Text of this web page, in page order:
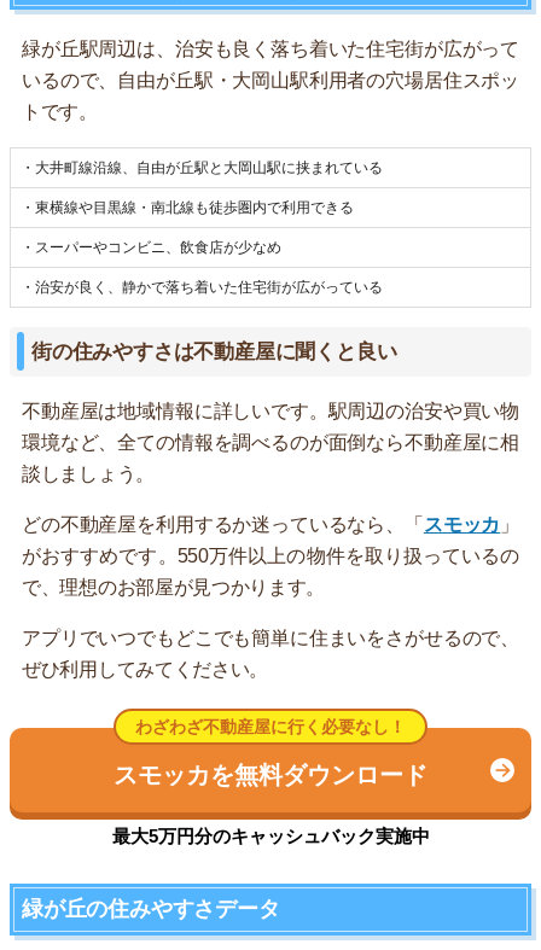
緑が丘駅周辺は、治安も良く落ち着いた住宅街が広がって
いるので、自由が丘駅・大岡山駅利用者の穴場居住スポッ
トです。
・大井町線沿線、自由が丘駅と大岡山駅に挟まれている
・東横線や目黒線・南北線も徒歩圏内で利用できる
・スーパーやコンビニ、飲食店が少なめ
・治安が良く、静かで落ち着いた住宅街が広がっている
街の住みやすさは不動産屋に聞くと良い
不動産屋は地域情報に詳しいです。駅周辺の治安や買い物
環境など、全ての情報を調べるのが面倒なら不動産屋に相
談しましょう。
どの不動産屋を利用するか迷っているなら、「 スモッカ 」
がおすすめです。550万件以上の物件を取り扱っているの
で、理想のお部屋が見つかります。
アプリでいつでもどこでも簡単に住まいをさがせるので、
ぜひ利用してみてください。
わざわざ不動産屋に行く必要なし！
スモッカを無料ダウンロード
最大5万円分のキャッシュバック実施中
緑が丘の住みやすさデータ